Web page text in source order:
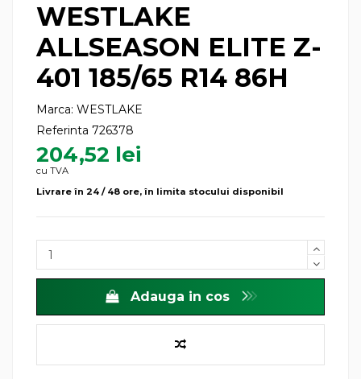
WESTLAKE
ALLSEASON ELITE Z-
401 185/65 R14 86H
Marca: WESTLAKE
Referinta 726378
204,52 lei
cu TVA
Livrare în 24 / 48 ore, în limita stocului disponibil
Adauga in cos